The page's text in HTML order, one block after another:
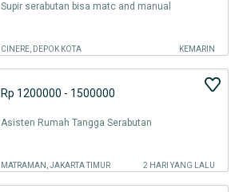
Supir serabutan bisa matc and manual
CINERE, DEPOK KOTA KEMARIN
Rp 1200000 - 1500000
Asisten Rumah Tangga Serabutan
MATRAMAN, JAKARTA TIMUR 2 HARI YANG LALU